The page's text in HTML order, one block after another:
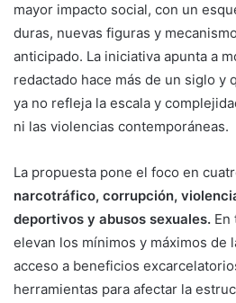
mayor impacto social, con un
duras, nuevas figuras y
anticipado. La iniciativa apunta a
redactado hace más de un siglo y
ya no refleja la escala y
ni las violencias contemporáneas.
La propuesta pone el foco en
narcotráfico, corrupción,
deportivos y abusos sexuales. En
elevan los mínimos y máximos de
acceso a beneficios
herramientas para afectar la